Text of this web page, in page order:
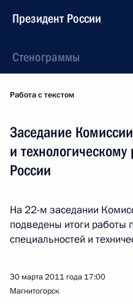
Президент России
Стенограммы
Работа с текстом
Заседание
и
России
На 22-м заседании
подведены итоги
специальностей и
30 марта 2011 года 17:00
Магнитогорск